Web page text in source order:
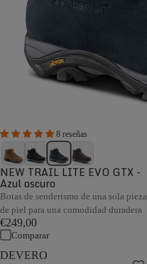
8 reseñas
NEW TRAIL LITE EVO GTX -
Azul oscuro
Botas de senderismo de una sola pieza
de piel para una comodidad duradera
€249,00
Comparar
DEVERO